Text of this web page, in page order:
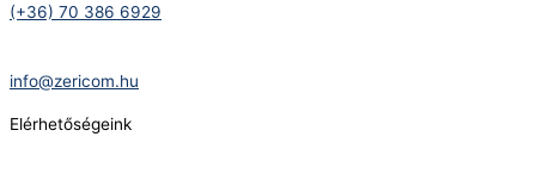
(+36) 70 386 6929
info@zericom.hu
Elérhetőségeink